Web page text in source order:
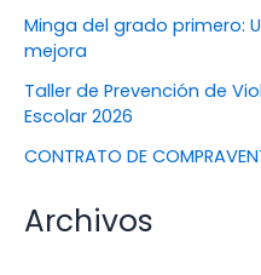
Minga del grado primero:
mejora
Taller de Prevención de
Escolar 2026
CONTRATO DE
Archivos